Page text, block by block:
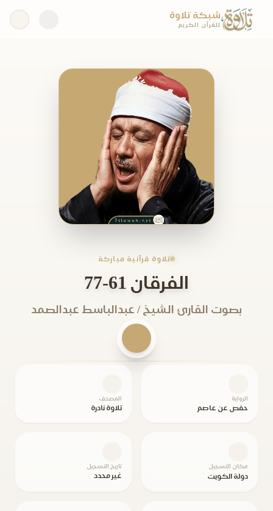
شبكة تلاوة
للقرآن الكريم
تلاوة قرآنية مباركة
الفرقان 61-77
بصوت القارئ الشيخ / عبدالباسط عبدالصمد
الرواية
حفص عن عاصم
المصحف
تلاوة نادرة
مكان التسجيل
دولة الكويت
تاريخ التسجيل
غير محدد